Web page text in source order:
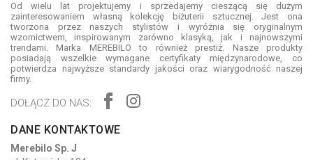
Od wielu lat projektujemy i sprzedajemy cieszącą się dużym
zainteresowaniem własną kolekcję biżuterii sztucznej. Jest ona
tworzona przez naszych stylistów i wyróżnia się oryginalnym
wzornictwem, inspirowanym zarówno klasyką, jak i najnowszymi
trendami. Marka MEREBILO to również prestiż. Nasze produkty
posiadają wszelkie wymagane certyfikaty międzynarodowe, co
potwierdza najwyższe standardy jakości oraz wiarygodność naszej
firmy.
DOŁĄCZ DO NAS:
DANE KONTAKTOWE
Merebilo Sp. J